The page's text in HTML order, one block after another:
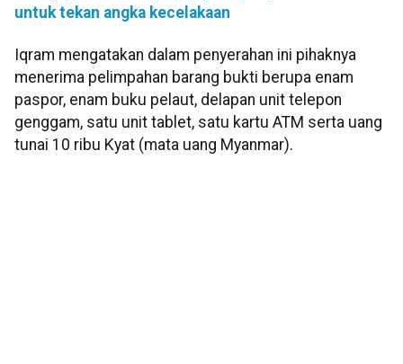
untuk tekan angka kecelakaan
Iqram mengatakan dalam penyerahan ini pihaknya
menerima pelimpahan barang bukti berupa enam
paspor, enam buku pelaut, delapan unit telepon
genggam, satu unit tablet, satu kartu ATM serta uang
tunai 10 ribu Kyat (mata uang Myanmar).